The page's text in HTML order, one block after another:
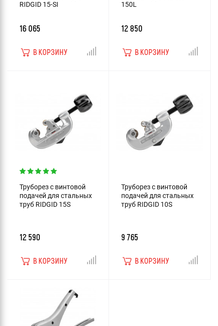
RIDGID 15-SI
16 065
В КОРЗИНУ
150L
12 850
В КОРЗИНУ
Труборез с винтовой
подачей для стальных
труб RIDGID 15S
12 590
В КОРЗИНУ
Труборез с винтовой
подачей для стальных
труб RIDGID 10S
9 765
В КОРЗИНУ